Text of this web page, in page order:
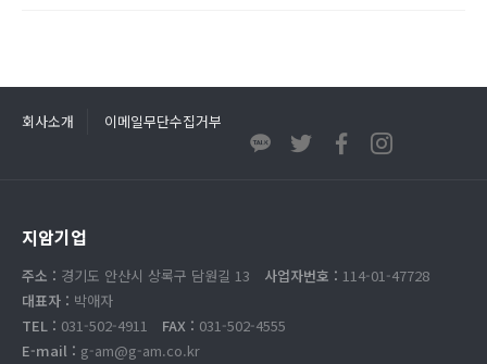
회사소개 이메일무단수집거부
지암기업
주소 : 경기도 안산시 상록구 담원길 13 사업자번호 : 114-01-47728
대표자 : 박애자
TEL : 031-502-4911 FAX : 031-502-4555
E-mail : g-am@g-am.co.kr